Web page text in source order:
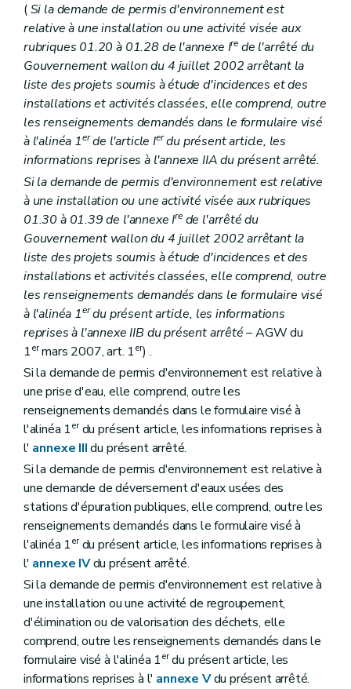
(Si la demande de permis d'environnement est
relative à une installation ou une activité visée aux
rubriques 01.20 à 01.28 de l'annexe Irede l'arrêté du
Gouvernement wallon du 4 juillet 2002 arrêtant la
liste des projets soumis à étude d'incidences et des
installations et activités classées, elle comprend, outre
les renseignements demandés dans le formulaire visé
à l'alinéa 1erde l'article Ierdu présent article, les
informations reprises à l'annexe IIA du présent arrêté.
Si la demande de permis d'environnement est relative
à une installation ou une activité visée aux rubriques
01.30 à 01.39 de l'annexe Irede l'arrêté du
Gouvernement wallon du 4 juillet 2002 arrêtant la
liste des projets soumis à étude d'incidences et des
installations et activités classées, elle comprend, outre
les renseignements demandés dans le formulaire visé
à l'alinéa 1erdu présent article, les informations
reprises à l'annexe IIB du présent arrêté– AGW du
1ermars 2007, art. 1er) .
Si la demande de permis d'environnement est relative à
une prise d'eau, elle comprend, outre les
renseignements demandés dans le formulaire visé à
l'alinéa 1erdu présent article, les informations reprises à
l' annexe IIIdu présent arrêté.
Si la demande de permis d'environnement est relative à
une demande de déversement d'eaux usées des
stations d'épuration publiques, elle comprend, outre les
renseignements demandés dans le formulaire visé à
l'alinéa 1erdu présent article, les informations reprises à
l' annexe IVdu présent arrêté.
Si la demande de permis d'environnement est relative à
une installation ou une activité de regroupement,
d'élimination ou de valorisation des déchets, elle
comprend, outre les renseignements demandés dans le
formulaire visé à l'alinéa 1erdu présent article, les
informations reprises à l' annexe Vdu présent arrêté.